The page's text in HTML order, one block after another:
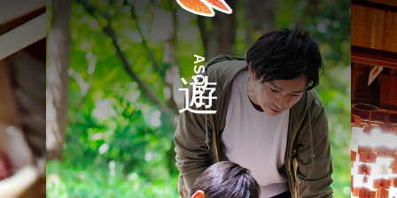
ASOBU